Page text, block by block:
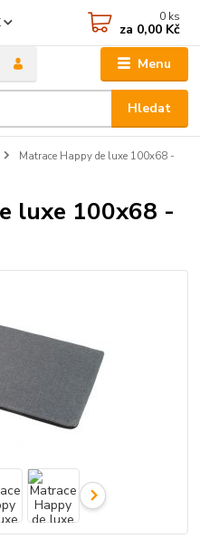
Menu
Hledat
0 ks
za 0,00 Kč
Matrace Happy de luxe 100x68 -
luxe 100x68 -